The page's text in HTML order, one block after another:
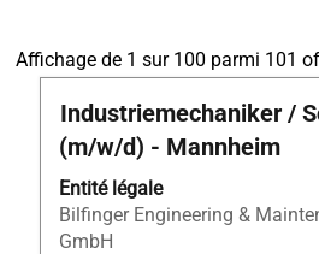
Affichage de 1 sur 100 parmi 101
Titre
Industriemechaniker /
(m/w/d) - Mannheim
Entité légale
Bilfinger Engineering &
GmbH
Sélectionnez
avec
la
barre
d’espacement
pour